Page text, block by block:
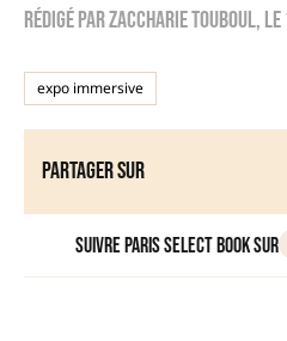
Rédigé parzaccharie touboul, le
expo immersive
Partager sur
Suivre Paris Select Book sur